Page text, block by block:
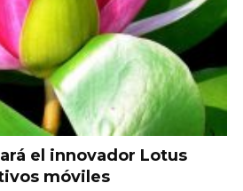
el innovador Lotus
móviles